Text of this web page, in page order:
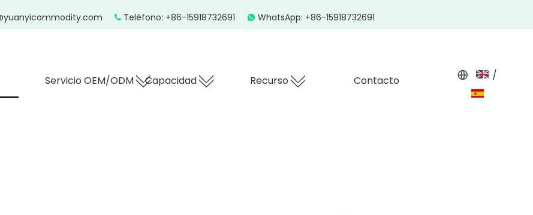
 Teléfono: +86-15918732691  WhatsApp: +86-15918732691
Servicio OEM/ODM Capacidad Recurso Contacto /